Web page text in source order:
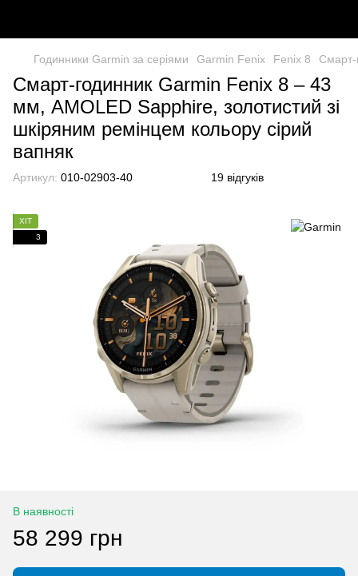
Годинники Garmin за серіями Garmin Fenix Fenix 8 Смарт-
Смарт-годинник Garmin Fenix 8 – 43
мм, AMOLED Sapphire, золотистий зі
шкіряним ремінцем кольору сірий
вапняк
Артикул: 010-02903-40 19 відгуків
ХІТ
3
В наявності
58 299 грн